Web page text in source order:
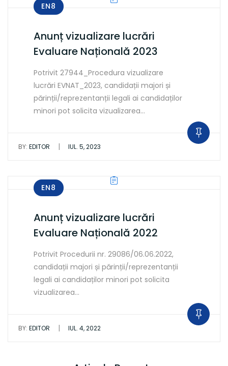
EN8
Anunț vizualizare lucrări
Evaluare Națională 2023
Potrivit 27944_Procedura vizualizare
lucrări EVNAT_2023, candidații majori și
părinții/reprezentanții legali ai candidaților
minori pot solicita vizualizarea…
BY: EDITOR | IUL. 5, 2023
EN8
Anunț vizualizare lucrări
Evaluare Națională 2022
Potrivit Procedurii nr. 29086/06.06.2022,
candidații majori și părinții/reprezentanții
legali ai candidaților minori pot solicita
vizualizarea…
BY: EDITOR | IUL. 4, 2022